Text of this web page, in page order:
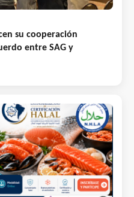
su cooperación
entre SAG y